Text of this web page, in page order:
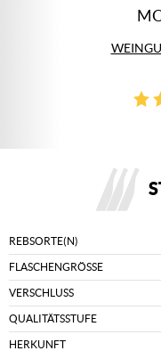
REBSORTE(N)
FLASCHENGRÖSSE
VERSCHLUSS
QUALITÄTSSTUFE
HERKUNFT